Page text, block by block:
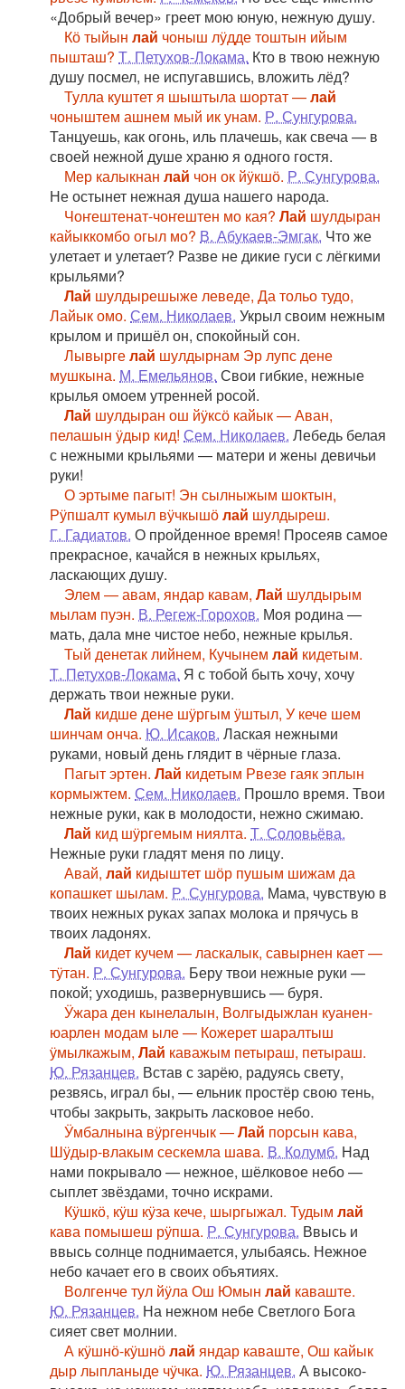
«Добрый вечер» греет мою юную, нежную душу.
Кӧ тыйын лай чоныш лӱдде тоштын ийым
пышташ? Т. Петухов-Локама. Кто в твою нежную
душу посмел, не испугавшись, вложить лёд?
Тулла куштет я шыштыла шортат —лай
чоныштем ашнем мый ик унам. Р. Сунгурова.
Танцуешь, как огонь, иль плачешь, как свеча — в
своей нежной душе храню я одного гостя.
Мер калыкнан лай чон ок йӱкшӧ. Р. Сунгурова.
Не остынет нежная душа нашего народа.
Чоҥештенат-чоҥештен мо кая? Лай шулдыран
кайыккомбо огыл мо? В. Абукаев-Эмгак. Что же
улетает и улетает? Разве не дикие гуси с лёгкими
крыльями?
Лай шулдырешыже леведе, Да тольо тудо,
Лайык омо. Сем. Николаев. Укрыл своим нежным
крылом и пришёл он, спокойный сон.
Лывыргелай шулдырнам Эр лупс дене
мушкына. М. Емельянов. Свои гибкие, нежные
крылья омоем утренней росой.
Лай шулдыран ош йӱксӧ кайык — Аван,
пелашын ӱдыр кид! Сем. Николаев. Лебедь белая
с нежными крыльями — матери и жены девичьи
руки!
О эртыме пагыт! Эн сылныжым шоктын,
Рӱпшалт кумыл вӱчкышӧлай шулдыреш.
Г. Гадиатов. О пройденное время! Просеяв самое
прекрасное, качайся в нежных крыльях,
ласкающих душу.
Элем — авам, яндар кавам, Лай шулдырым
мылам пуэн. В. Регеж-Горохов. Моя родина —
мать, дала мне чистое небо, нежные крылья.
Тый денетак лийнем, Кучынем лай кидетым.
Т. Петухов-Локама. Я с тобой быть хочу, хочу
держать твои нежные руки.
Лай кидше дене шӱргым ӱштыл, У кече шем
шинчам онча. Ю. Исаков. Лаская нежными
руками, новый день глядит в чёрные глаза.
Пагыт эртен. Лай кидетым Рвезе гаяк эплын
кормыжтем. Сем. Николаев. Прошло время. Твои
нежные руки, как в молодости, нежно сжимаю.
Лай кид шӱргемым ниялта. Т. Соловьёва.
Нежные руки гладят меня по лицу.
Авай, лай кидыштет шӧр пушым шижам да
копашкет шылам. Р. Сунгурова. Мама, чувствую в
твоих нежных руках запах молока и прячусь в
твоих ладонях.
Лай кидет кучем — ласкалык, савырнен кает —
тӱтан. Р. Сунгурова. Беру твои нежные руки —
покой; уходишь, развернувшись — буря.
Ӱжара ден кынелалын, Волгыдыжлан куанен-
юарлен модам ыле — Кожерет шаралтыш
ӱмылкажым, Лай каважым петыраш, петыраш.
Ю. Рязанцев. Встав с зарёю, радуясь свету,
резвясь, играл бы, — ельник простёр свою тень,
чтобы закрыть, закрыть ласковое небо.
Ӱмбалнына вӱргенчык —Лай порсын кава,
Шӱдыр-влакым сескемла шава. В. Колумб. Над
нами покрывало — нежное, шёлковое небо —
сыплет звёздами, точно искрами.
Кӱшкӧ, кӱш кӱза кече, шыргыжал. Тудым лай
кава помышеш рӱпша. Р. Сунгурова. Ввысь и
ввысь солнце поднимается, улыбаясь. Нежное
небо качает его в своих объятиях.
Волгенче тул йӱла Ош Юмын лай каваште.
Ю. Рязанцев. На нежном небе Светлого Бога
сияет свет молнии.
А кӱшнӧ-кӱшнӧлай яндар каваште, Ош кайык
дыр лыпланыде чӱчка. Ю. Рязанцев. А высоко-